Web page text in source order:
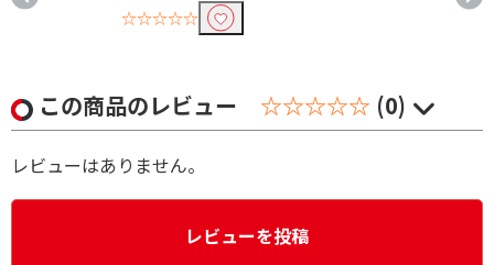
☆☆☆☆☆
この商品のレビュー ☆☆☆☆☆ (0)
レビューはありません。
レビューを投稿